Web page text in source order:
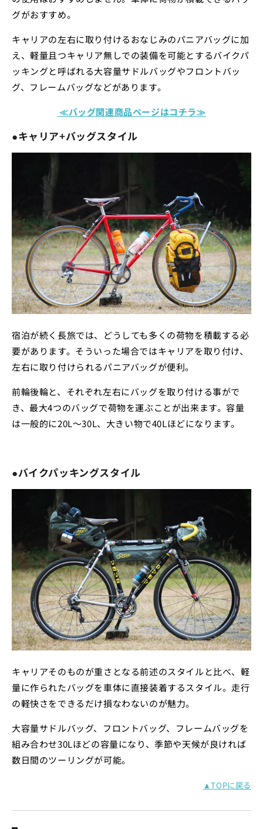
グがおすすめ。
キャリアの左右に取り付けるおなじみのパニアバッグに加
え、軽量且つキャリア無しでの装備を可能とするバイクパ
ッキングと呼ばれる大容量サドルバッグやフロントバッ
グ、フレームバッグなどがあります。
≪バッグ関連商品ページはコチラ≫
●キャリア+バッグスタイル
宿泊が続く長旅では、どうしても多くの荷物を積載する必
要があります。そういった場合ではキャリアを取り付け、
左右に取り付けられるパニアバッグが便利。
前輪後輪と、それぞれ左右にバッグを取り付ける事がで
き、最大4つのバッグで荷物を運ぶことが出来ます。容量
は一般的に20L～30L、大きい物で40Lほどになります。
●バイクパッキングスタイル
キャリアそのものが重さとなる前述のスタイルと比べ、軽
量に作られたバッグを車体に直接装着するスタイル。走行
の軽快さをできるだけ損なわないのが魅力。
大容量サドルバッグ、フロントバッグ、フレームバッグを
組み合わせ30Lほどの容量になり、季節や天候が良ければ
数日間のツーリングが可能。
▲TOPに戻る